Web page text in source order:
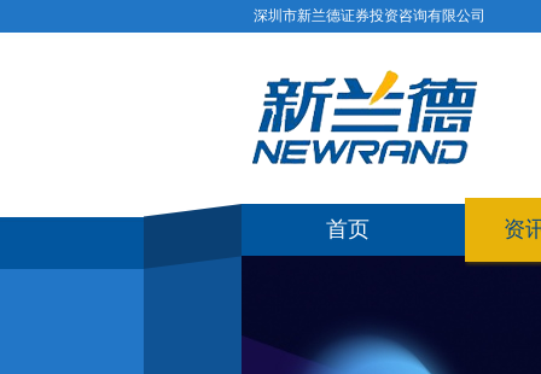
深圳市新兰德证券投资咨询有限公司
首页 资